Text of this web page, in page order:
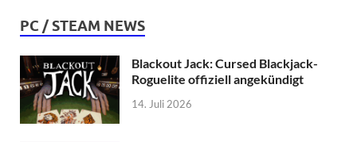
PC / STEAM NEWS
Blackout Jack: Cursed Blackjack-
Roguelite offiziell angekündigt
14. Juli 2026